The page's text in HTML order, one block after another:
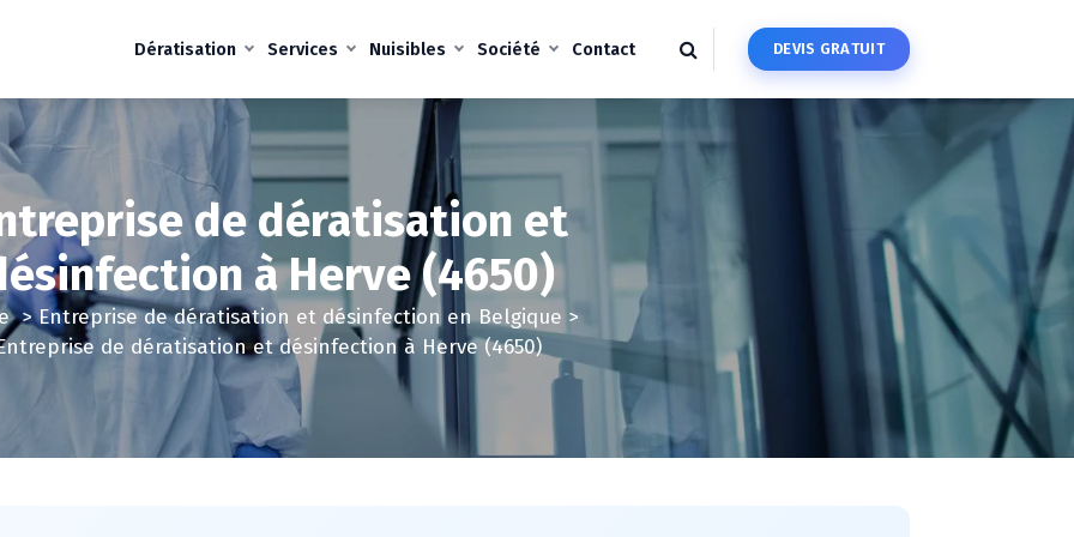
Dératisation Services Nuisibles Société Contact DEVIS GRATUIT
de dératisation et
à Herve (4650)
>Entreprise de dératisation et désinfection en Belgique >
de dératisation et désinfection à Herve (4650)